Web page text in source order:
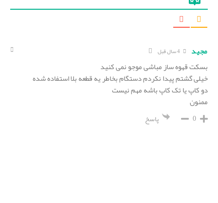
مجید
بسکت قهوه ساز مباشی موجو نمی کنید
خیلی گشتم پیدا نکردم دستگام بخاطر یه قطعه بلا استفاده شده
دو کاپ یا تک کاپ باشه مهم نیست
ممنون
0 پاسخ